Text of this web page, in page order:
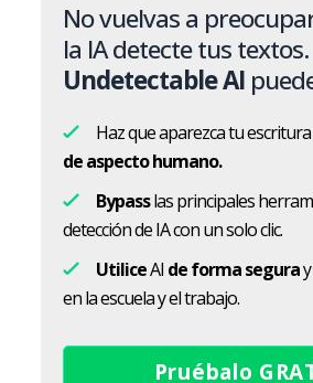
No vuelvas a
la IA detecte tus textos.
Undetectable AI
Haz que aparezca tu
de aspecto humano.
Bypasslas principales
detección de IA con un solo clic.
UtiliceAI de forma seguray
en la escuela y el trabajo.
Pruébalo